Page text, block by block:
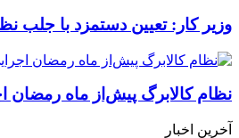
وزیر کار: تعیین دستمزد با جلب
نظام کالابرگ پیش‌از ماه رمضان
آخرین اخبار